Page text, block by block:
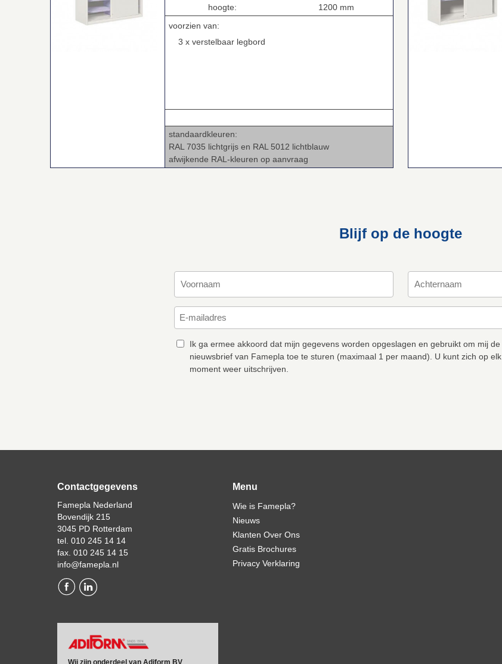
hoogte:
1200 mm
voorzien van:
3 x verstelbaar legbord
standaardkleuren:
RAL 7035 lichtgrijs en RAL 5012 lichtblauw
afwijkende RAL‑kleuren op aanvraag
Blijf op de hoogte
Ik ga ermee akkoord dat mijn gegevens worden opgeslagen en gebruikt om mij de
nieuwsbrief van Famepla toe te sturen (maximaal 1 per maand). U kunt zich op elk
moment weer uitschrijven.
Contactgegevens
Famepla Nederland
Bovendijk 215
3045 PD Rotterdam
tel. 010 245 14 14
fax. 010 245 14 15
info@famepla.nl
Menu
Wie is Famepla?
Nieuws
Klanten Over Ons
Gratis Brochures
Privacy Verklaring
Wij zijn onderdeel van Adiform BV